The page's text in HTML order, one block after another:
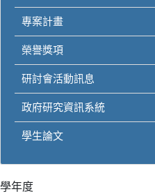
專案計畫
榮譽獎項
研討會活動訊息
政府研究資訊系統
學生論文
學年度